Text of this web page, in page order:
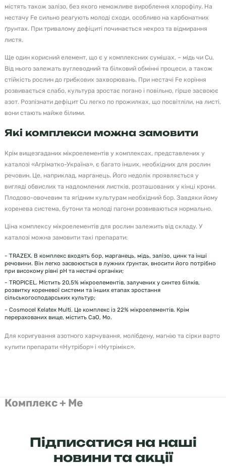
містять також залізо, без якого неможливе вироблення хлорофілу. На
нестачу Fe сильно реагують молоді сходи, особливо на карбонатних
ґрунтах. При тривалому дефіциті починається некроз та відмирання
листя.
Ще один корисний елемент, що є у комплексних сумішах, – мідь чи Cu.
Від нього залежать вуглеводний та білковий обмінні процеси, а також
стійкість рослин до грибкових захворювань. При нестачі Fe коріння
розвивається слабо, культура зростає погано і повільно, гірше засвоює
азот. Розпізнати дефіцит Cu легко по прожилках, що посвітліли, на листі,
вони стають майже білими.
Які комплекси можна замовити
Крім вищезгаданих мікроелементів у комплексах, представлених у
каталозі «Агріматко-Україна», є багато інших, необхідних для рослин
речовин. Це, наприклад, марганець. Його недолік проявляється у
вигляді обвислих та надломлених листків, розташованих у кінці крони.
Плодово-овочевим та ягідним культурам необхідний бор. Завдяки йому
коренева система, бутони та молоді пагони розвиваються нормально.
Ціна комплексу мікроелементів для рослин залежить від складу. У
каталозі можна замовити такі препарати:
- TRAZEX. В комплекс входять бор, марганець, мідь, залізо, цинк та інші
речовини. Він легко засвоюється в лужних ґрунтах, вносити його потрібно
при високому рівні pH та нестачі органіки;
- TROPICEL. Містить 20,5% мікроелементів, залучених у синтез білків,
розвитку кореневої системи та інших етапах зростання
сільськогосподарських культур;
- Cosmocel Kelatex Multi. Це комплекс із 22% мікроелементів. Крім
перерахованих вище, містить CaO, Mo.
Для коригування азотного харчування, молібдену, магнію та сірки варто
купити препарати «Нутрібор» і «Нутрімікс».
Комплекс + Ме
Підписатися на наші
новини та акції